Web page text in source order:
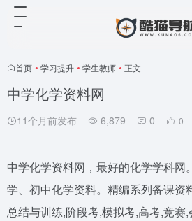
首页 • 学习提升 • 学生教师 • 正文
中学化学资料网
11个月前发布 6,879 0 0
中学化学资料网，最好的化学学科网
学、初中化学资料。精编系列备课资
总结与训练,阶段考,模拟考,高考,竞赛